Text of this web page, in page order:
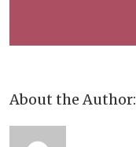
About the Author: